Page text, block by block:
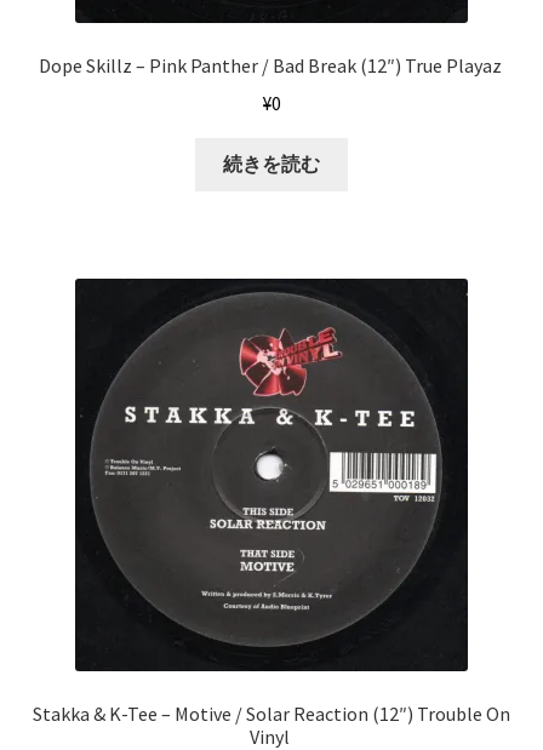
Dope Skillz ‎– Pink Panther / Bad Break (12″) True Playaz ‎
¥0
続きを読む
Stakka & K-Tee ‎– Motive / Solar Reaction (12″) Trouble On
Vinyl ‎